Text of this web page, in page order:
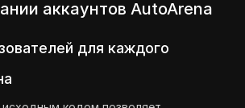
аккаунтов AutoArena
для каждого